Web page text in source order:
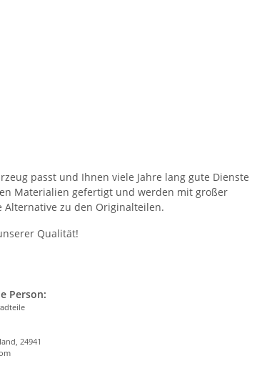
passt und Ihnen viele Jahre lang gute Dienste
Materialien gefertigt und werden mit großer
Alternative zu den Originalteilen.
Qualität!
Person:
24941